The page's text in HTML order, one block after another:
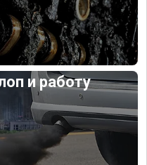
и работу